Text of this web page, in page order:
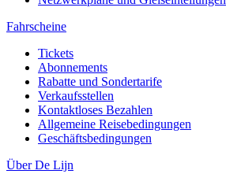
Fahrscheine
Tickets
Abonnements
Rabatte und Sondertarife
Verkaufsstellen
Kontaktloses Bezahlen
Allgemeine Reisebedingungen
Geschäftsbedingungen
Über De Lijn